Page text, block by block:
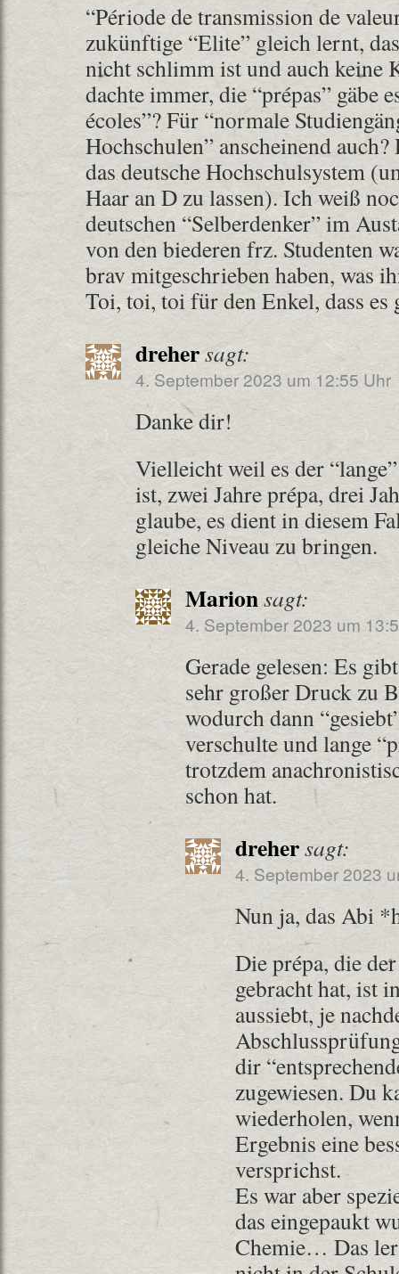
“Période de transmission de
zukünftige “Elite” gleich lernt,
nicht schlimm ist und auch keine
dachte immer, die “prépas” gäbe
écoles”? Für “normale
Hochschulen” anscheinend
das deutsche Hochschulsystem
Haar an D zu lassen). Ich weiß
deutschen “Selberdenker” im
von den biederen frz. Studenten
brav mitgeschrieben haben, was
Toi, toi, toi für den Enkel, dass es
drehersagt:
4. September 2023 um 12:55 Uhr
Danke dir!
Vielleicht weil es der
ist, zwei Jahre prépa, drei
glaube, es dient in diesem
gleiche Niveau zu bringen.
Marionsagt:
4. September 2023 um
Gerade gelesen: Es
sehr großer Druck zu
wodurch dann
verschulte und lange
trotzdem
schon hat.
drehersagt:
4. September 2023
Nun ja, das Abi
Die prépa, die
gebracht hat, ist
aussiebt, je
dir
zugewiesen. Du
wiederholen,
Ergebnis eine
versprichst.
Es war aber
das eingepaukt
Chemie… Das